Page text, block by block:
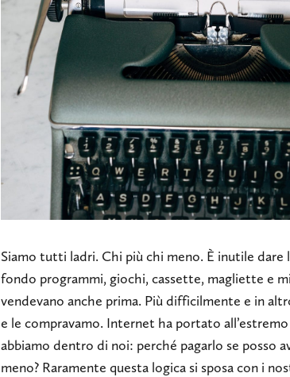
Siamo tutti ladri. Chi più chi meno. È inutile dare
fondo programmi, giochi, cassette, magliette e
vendevano anche prima. Più difficilmente e in
e le compravamo. Internet ha portato
abbiamo dentro di noi: perché pagarlo se posso
meno? Raramente questa logica si sposa con i